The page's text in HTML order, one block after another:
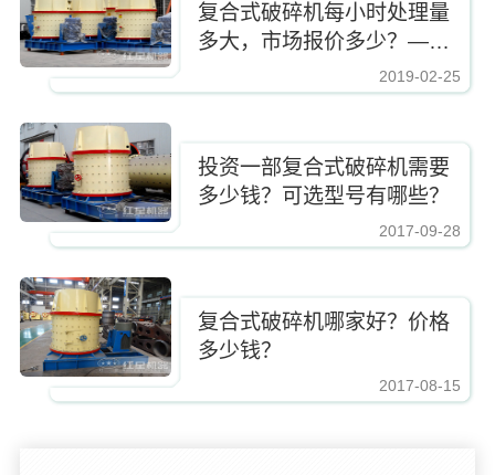
https://www.zhishaji.cn/Upload/Editor/image/
复合式破碎机每小时处理量
多大，市场报价多少？——
2019-02-25
https://www.zhishaji.cn/Upload/Editor/image/
投资一部复合式破碎机需要
多少钱？可选型号有哪些？
2017-09-28
https://www.zhishaji.cn/Upload/Editor/image/
复合式破碎机哪家好？价格
多少钱？
2017-08-15